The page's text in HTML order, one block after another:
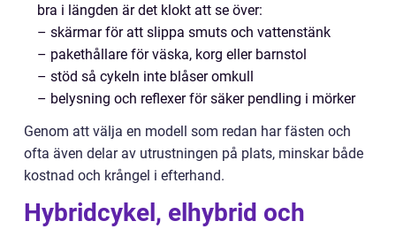
bra i längden är det klokt att se över:
– skärmar för att slippa smuts och vattenstänk
– pakethållare för väska, korg eller barnstol
– stöd så cykeln inte blåser omkull
– belysning och reflexer för säker pendling i mörker
Genom att välja en modell som redan har fästen och
ofta även delar av utrustningen på plats, minskar både
kostnad och krångel i efterhand.
Hybridcykel, elhybrid och